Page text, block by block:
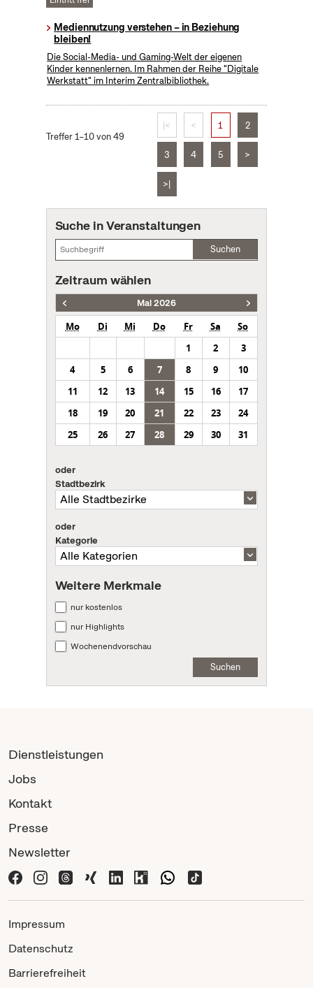
Mediennutzung verstehen – in Beziehung
bleiben!
Die Social-Media- und Gaming-Welt der eigenen
Kinder kennenlernen. Im Rahmen der Reihe "Digitale
Werkstatt" im Interim Zentralbibliothek.
Treffer 1–10 von 49
|< < 1 2
3 4 5 >
>|
Suche in Veranstaltungen
Suchen
Zeitraum wählen
Mai 2026
Mo Di Mi Do Fr Sa
So
1
2
3
4
5 6 7 8 9
10
11
12 13 14 15 16
17
18
19 20 21 22 23
24
25
26 27 28 29 30 31
oder
Stadtbezirk
oder
Kategorie
Weitere Merkmale
nur kostenlos
nur Highlights
Wochenendvorschau
Suchen
Dienstleistungen
Jobs
Kontakt
Presse
Newsletter
Impressum
Datenschutz
Barrierefreiheit